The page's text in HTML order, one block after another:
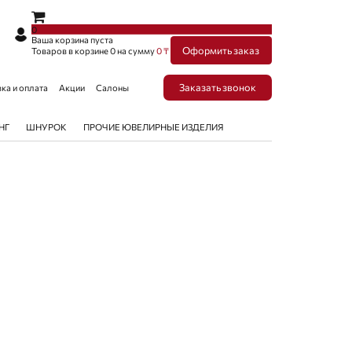
0
Ваша корзина пуста
Товаров в корзине0на сумму0 ₸ Оформить заказ
и оплата Акции Салоны Заказать звонок
ШНУРОК ПРОЧИЕ ЮВЕЛИРНЫЕ ИЗДЕЛИЯ